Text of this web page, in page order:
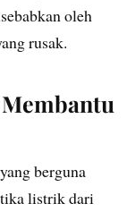
oleh
rusak.
berguna
listrik dari